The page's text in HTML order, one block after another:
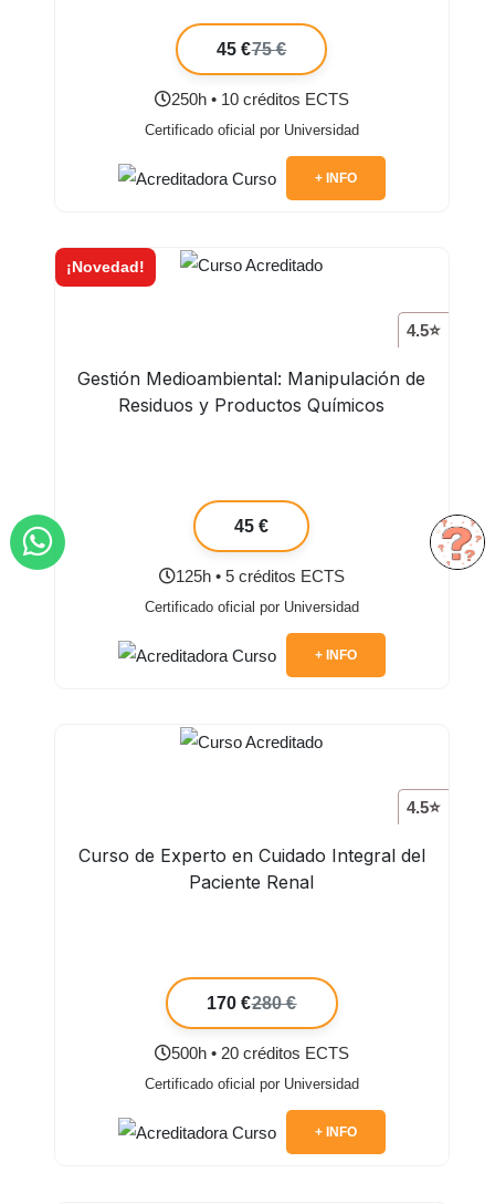
45 €75 €
250h • 10 créditos ECTS
Certificado oficial por Universidad
+ INFO
¡Novedad!
4.5⭐
Gestión Medioambiental: Manipulación de
Residuos y Productos Químicos
45 €
125h • 5 créditos ECTS
Certificado oficial por Universidad
+ INFO
4.5⭐
Curso de Experto en Cuidado Integral del
Paciente Renal
170 €280 €
500h • 20 créditos ECTS
Certificado oficial por Universidad
+ INFO